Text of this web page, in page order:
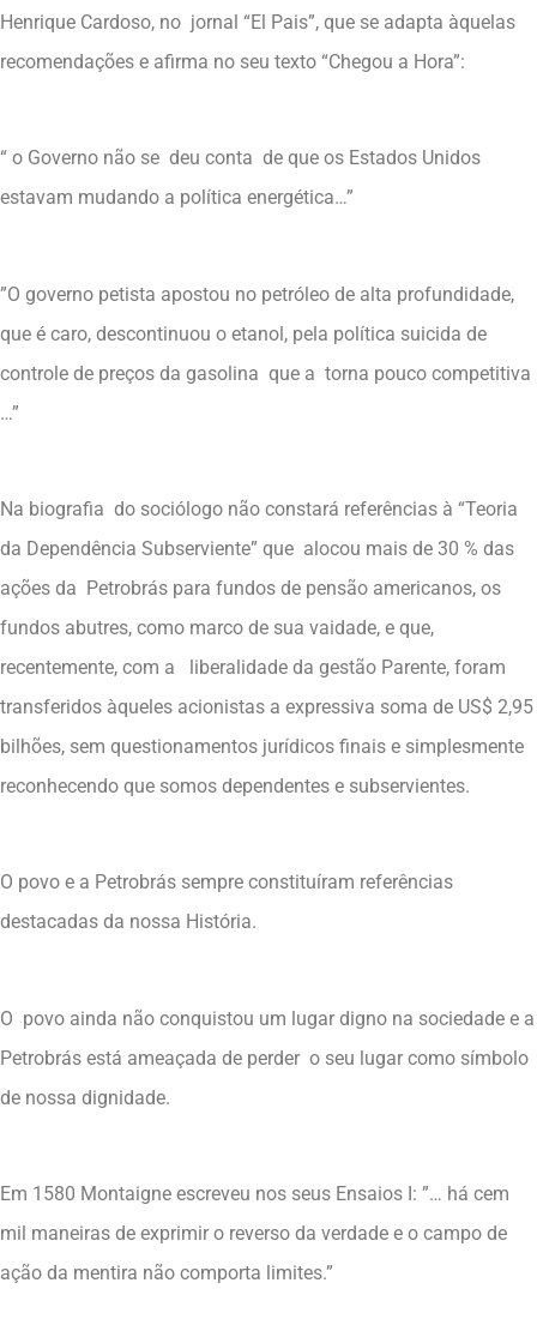
Henrique Cardoso, no jornal “El Pais”, que se adapta àquelas
recomendações e afirma no seu texto “Chegou a Hora”:
“ o Governo não se deu conta de que os Estados Unidos
estavam mudando a política energética…”
”O governo petista apostou no petróleo de alta profundidade,
que é caro, descontinuou o etanol, pela política suicida de
controle de preços da gasolina que a torna pouco competitiva
…”
Na biografia do sociólogo não constará referências à “Teoria
da Dependência Subserviente” que alocou mais de 30 % das
ações da Petrobrás para fundos de pensão americanos, os
fundos abutres, como marco de sua vaidade, e que,
recentemente, com a liberalidade da gestão Parente, foram
transferidos àqueles acionistas a expressiva soma de US$ 2,95
bilhões, sem questionamentos jurídicos finais e simplesmente
reconhecendo que somos dependentes e subservientes.
O povo e a Petrobrás sempre constituíram referências
destacadas da nossa História.
O povo ainda não conquistou um lugar digno na sociedade e a
Petrobrás está ameaçada de perder o seu lugar como símbolo
de nossa dignidade.
Em 1580 Montaigne escreveu nos seus Ensaios I: ”… há cem
mil maneiras de exprimir o reverso da verdade e o campo de
ação da mentira não comporta limites.”